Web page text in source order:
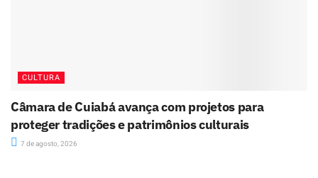
CULTURA
Câmara de Cuiabá avança com projetos para
proteger tradições e patrimônios culturais
7 de agosto, 2026